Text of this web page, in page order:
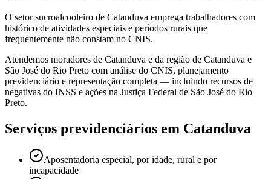
O setor sucroalcooleiro de Catanduva emprega trabalhadores com
histórico de atividades especiais e períodos rurais que
frequentemente não constam no CNIS.
Atendemos moradores de Catanduva e da região de Catanduva e
São José do Rio Preto com análise do CNIS, planejamento
previdenciário e representação completa — incluindo recursos de
negativas do INSS e ações na Justiça Federal de São José do Rio
Preto.
Serviços previdenciários em Catanduva
Aposentadoria especial, por idade, rural e por
incapacidade